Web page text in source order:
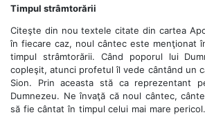
Timpul strâmtorării
Citeşte din nou textele citate din cartea
în fiecare caz, noul cântec este menţionat
timpul strâmtorării. Când poporul lui
copleşit, atunci profetul îl vede cântând un
Sion. Prin aceasta stă ca reprezentant
Dumnezeu. Ne învaţă că noul cântec,
să fie cântat în timpul celui mai mare